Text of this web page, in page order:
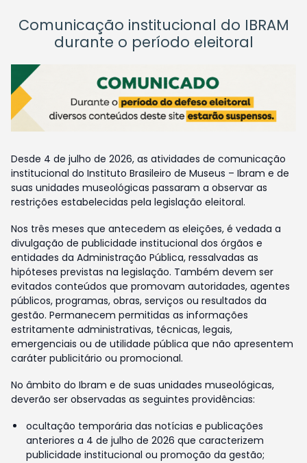
Comunicação institucional do IBRAM
durante o período eleitoral
Desde 4 de julho de 2026, as atividades de comunicação
institucional do Instituto Brasileiro de Museus – Ibram e de
suas unidades museológicas passaram a observar as
restrições estabelecidas pela legislação eleitoral.
Nos três meses que antecedem as eleições, é vedada a
divulgação de publicidade institucional dos órgãos e
entidades da Administração Pública, ressalvadas as
hipóteses previstas na legislação. Também devem ser
evitados conteúdos que promovam autoridades, agentes
públicos, programas, obras, serviços ou resultados da
gestão. Permanecem permitidas as informações
estritamente administrativas, técnicas, legais,
emergenciais ou de utilidade pública que não apresentem
caráter publicitário ou promocional.
No âmbito do Ibram e de suas unidades museológicas,
deverão ser observadas as seguintes providências:
ocultação temporária das notícias e publicações
anteriores a 4 de julho de 2026 que caracterizem
publicidade institucional ou promoção da gestão;